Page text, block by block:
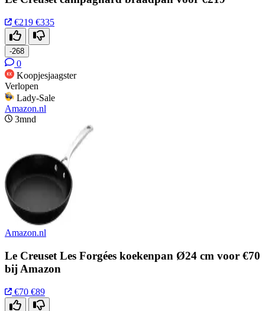
€219 €335
-268
0
Koopjesjaagster
Verlopen
Lady-Sale
Amazon.nl
3mnd
Amazon.nl
Le Creuset Les Forgées koekenpan Ø24 cm voor €70
bij Amazon
€70 €89